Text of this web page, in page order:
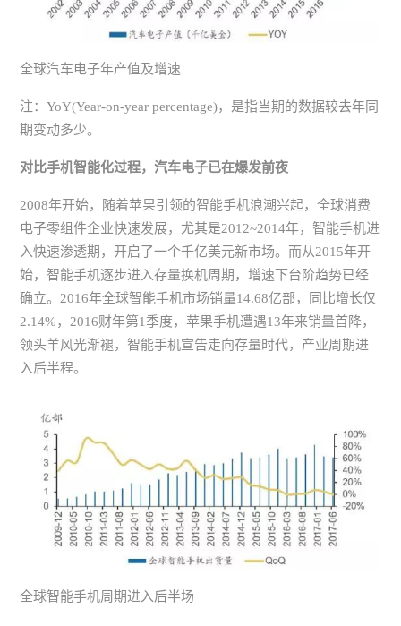
全球汽车电子年产值及增速
注：YoY(Year-on-year percentage)，是指当期的数据较去年同
期变动多少。
对比手机智能化过程，汽车电子已在爆发前夜
2008年开始，随着苹果引领的智能手机浪潮兴起，全球消费
电子零组件企业快速发展，尤其是2012~2014年，智能手机进
入快速渗透期，开启了一个千亿美元新市场。而从2015年开
始，智能手机逐步进入存量换机周期，增速下台阶趋势已经
确立。2016年全球智能手机市场销量14.68亿部，同比增长仅
2.14%，2016财年第1季度，苹果手机遭遇13年来销量首降，
领头羊风光渐褪，智能手机宣告走向存量时代，产业周期进
入后半程。
全球智能手机周期进入后半场